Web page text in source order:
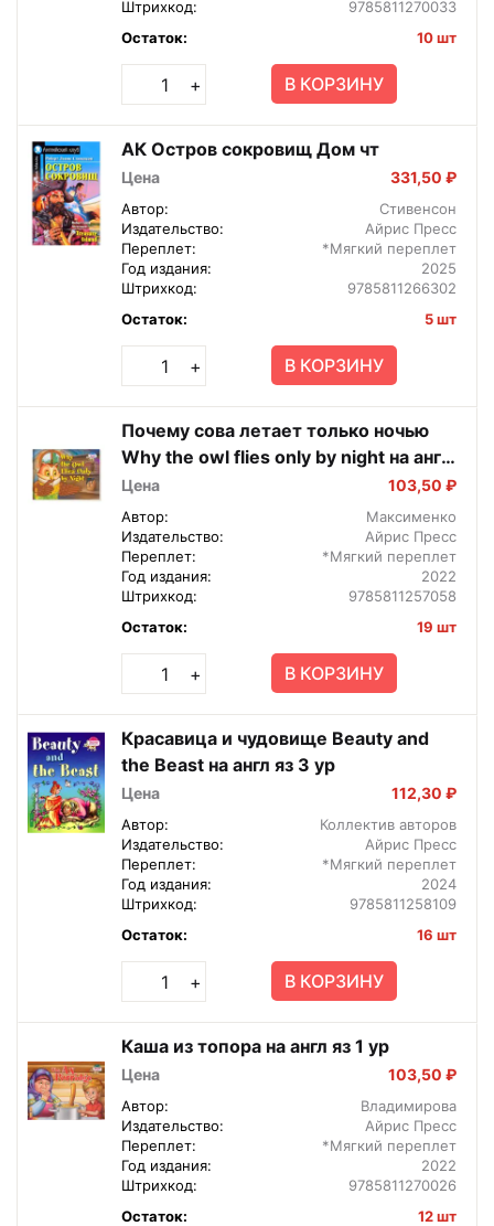
Штрихкод:
9785811270033
Остаток:
10 шт
+ В КОРЗИНУ
АК Остров сокровищ Дом чт
Цена 331,50 ₽
Автор:
Стивенсон
Издательство:
Айрис Пресс
Переплет:
*Мягкий переплет
Год издания:
2025
Штрихкод:
9785811266302
Остаток:
5 шт
+ В КОРЗИНУ
Почему сова летает только ночью
Why the owl flies only by night на англ
яз 2 ур
Цена 103,50 ₽
Автор:
Максименко
Издательство:
Айрис Пресс
Переплет:
*Мягкий переплет
Год издания:
2022
Штрихкод:
9785811257058
Остаток:
19 шт
+ В КОРЗИНУ
Красавица и чудовище Beauty and
the Beast на англ яз 3 ур
Цена 112,30 ₽
Автор:
Коллектив авторов
Издательство:
Айрис Пресс
Переплет:
*Мягкий переплет
Год издания:
2024
Штрихкод:
9785811258109
Остаток:
16 шт
+ В КОРЗИНУ
Каша из топора на англ яз 1 ур
Цена 103,50 ₽
Автор:
Владимирова
Издательство:
Айрис Пресс
Переплет:
*Мягкий переплет
Год издания:
2022
Штрихкод:
9785811270026
Остаток:
12 шт